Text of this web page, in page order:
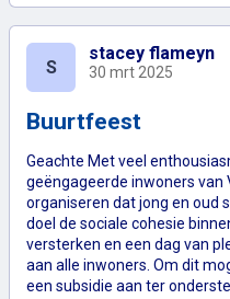
S
stacey flameyn
30 mrt 2025
Buurtfeest
Geachte Met veel
geëngageerde inwoners
organiseren dat jong en oud
doel de sociale cohesie
versterken en een dag van
aan alle inwoners. Om dit
een subsidie aan ter